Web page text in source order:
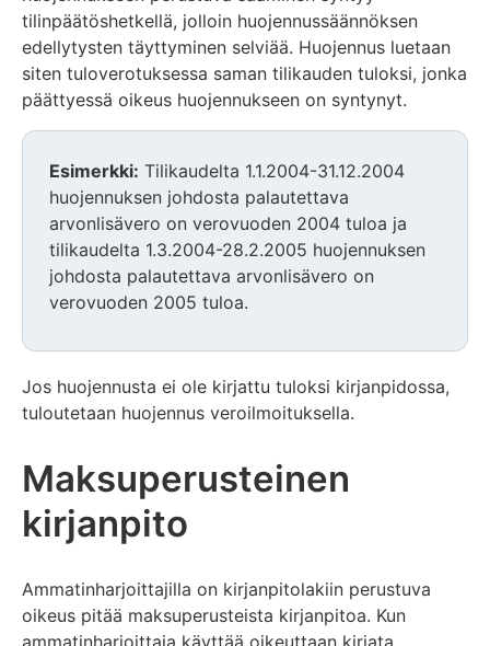
tilinpäätöshetkellä, jolloin huojennussäännöksen
edellytysten täyttyminen selviää. Huojennus luetaan
siten tuloverotuksessa saman tilikauden tuloksi, jonka
päättyessä oikeus huojennukseen on syntynyt.
Esimerkki: Tilikaudelta 1.1.2004-31.12.2004
huojennuksen johdosta palautettava
arvonlisävero on verovuoden 2004 tuloa ja
tilikaudelta 1.3.2004-28.2.2005 huojennuksen
johdosta palautettava arvonlisävero on
verovuoden 2005 tuloa.
Jos huojennusta ei ole kirjattu tuloksi kirjanpidossa,
tuloutetaan huojennus veroilmoituksella.
Maksuperusteinen
kirjanpito
Ammatinharjoittajilla on kirjanpitolakiin perustuva
oikeus pitää maksuperusteista kirjanpitoa. Kun